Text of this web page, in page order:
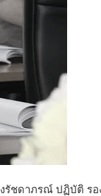
รัชดาภรณ์ ปฏิบัติ รอ